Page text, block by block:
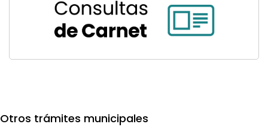
Otros trámites municipales